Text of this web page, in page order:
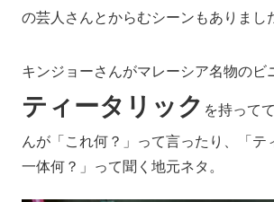
の芸人さんとからむシーンもありまし
キンジョーさんがマレーシア名物のビ
ティータリック を持って
んが「これ何？」って言ったり、「テ
一体何？」って聞く地元ネタ。